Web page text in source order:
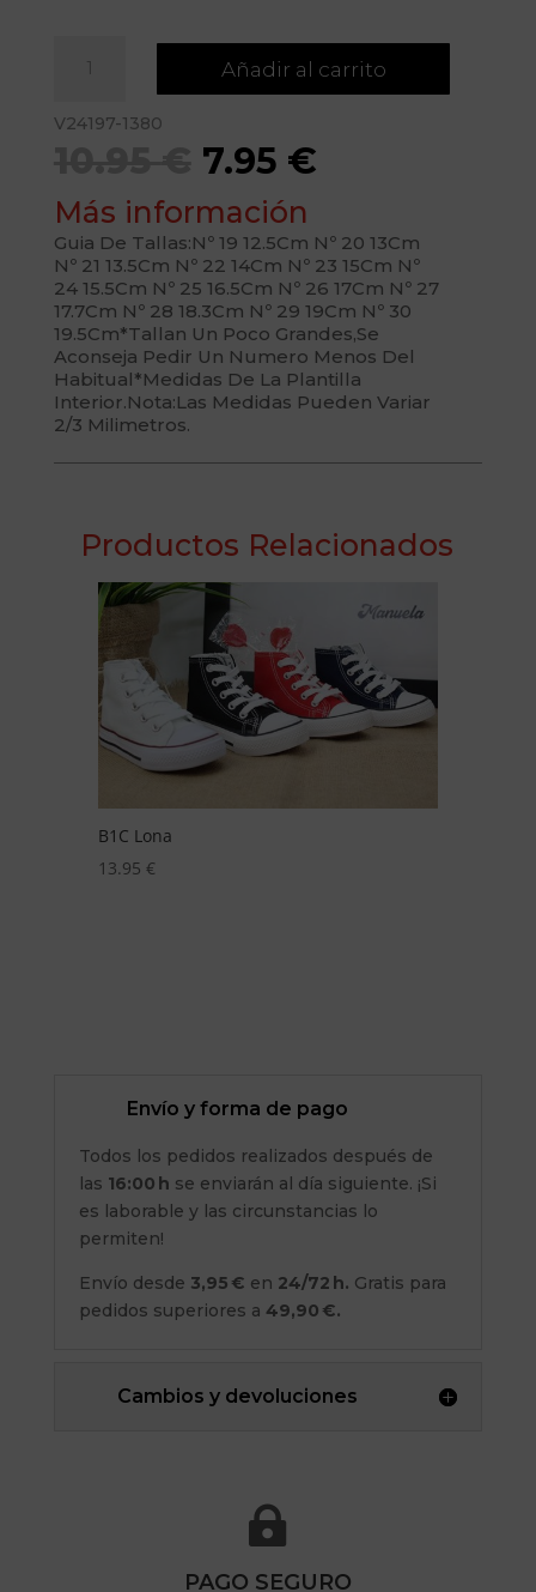
BASICA
Añadir al carrito
V24197-1380
El
precio
original
era:
10.95 €.
7.95 €El
actual
es:
7.95 €.
Más información
Guia De Tallas:Nº 19 12.5Cm Nº 20 13Cm
Nº 21 13.5Cm Nº 22 14Cm Nº 23 15Cm Nº
24 15.5Cm Nº 25 16.5Cm Nº 26 17Cm Nº 27
17.7Cm Nº 28 18.3Cm Nº 29 19Cm Nº 30
19.5Cm*Tallan Un Poco Grandes,Se
Aconseja Pedir Un Numero Menos Del
Habitual*Medidas De La Plantilla
Interior.Nota:Las Medidas Pueden Variar
2/3 Milimetros.
Productos Relacionados
B2c Napa
14.95€
Envío y forma de pago
Todos los pedidos realizados después de
las 16:00 h se enviarán al día siguiente. ¡Si
es laborable y las circunstancias lo
permiten!
Envío desde 3,95 € en 24/72 h. Gratis para
pedidos superiores a 49,90 €.
Cambios y devoluciones

PAGO SEGURO